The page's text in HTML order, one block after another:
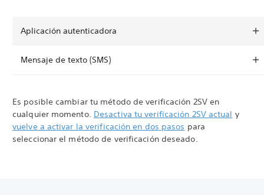
Aplicación autenticadora
Mensaje de texto (SMS)
Es posible cambiar tu método de verificación 2SV en
cualquier momento. Desactiva tu verificación 2SV actual y
vuelve a activar la verificación en dos pasos para
seleccionar el método de verificación deseado.